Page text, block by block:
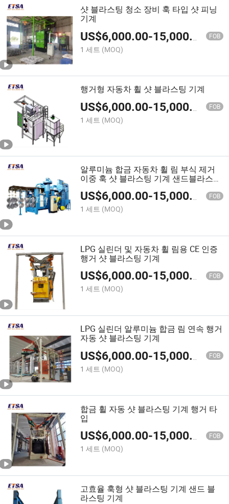
샷 블라스팅 청소 장비 훅 타입 샷 피닝
기계
US$6,000.00-15,000.00 FOB
1 세트 (MOQ)
행거형 자동차 휠 샷 블라스팅 기계
US$6,000.00-15,000.00 FOB
1 세트 (MOQ)
알루미늄 합금 자동차 휠 림 부식 제거
이중 훅 샷 블라스팅 기계 샌드블라스팅
US$6,000.00-15,000.00 FOB
1 세트 (MOQ)
LPG 실린더 및 자동차 휠 림용 CE 인증
행거 샷 블라스팅 기계
US$6,000.00-15,000.00 FOB
1 세트 (MOQ)
LPG 실린더 알루미늄 합금 림 연속 행거
자동 샷 블라스팅 기계
US$6,000.00-15,000.00 FOB
1 세트 (MOQ)
합금 휠 자동 샷 블라스팅 기계 행거 타
입
US$6,000.00-15,000.00 FOB
1 세트 (MOQ)
고효율 훅형 샷 블라스팅 기계 샌드 블
라스팅 기계